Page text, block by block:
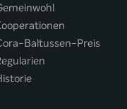
Baltussen-Preis